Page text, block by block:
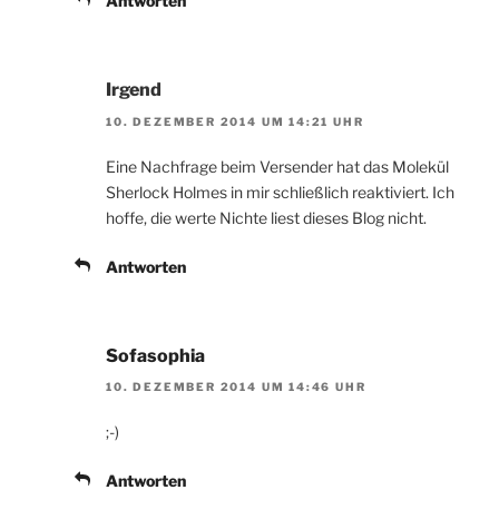
Irgend
10. DEZEMBER 2014 UM 14:21 UHR
Eine Nachfrage beim Versender hat das Molekül
Sherlock Holmes in mir schließlich reaktiviert. Ich
hoffe, die werte Nichte liest dieses Blog nicht.
Antworten
Sofasophia
10. DEZEMBER 2014 UM 14:46 UHR
;-)
Antworten